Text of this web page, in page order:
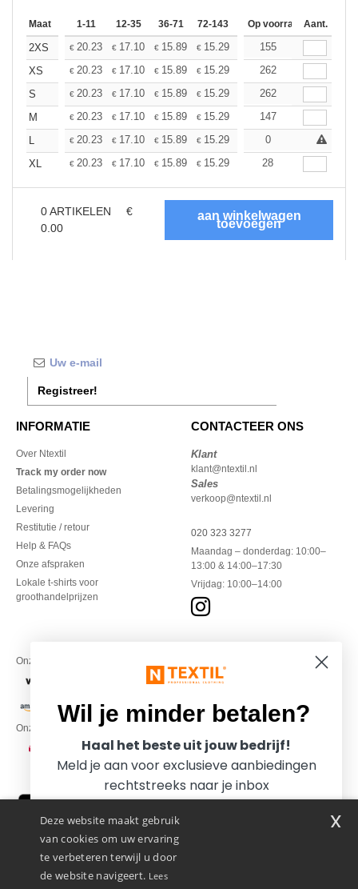
Maat 1-11 12-35 36-71 72-143 144-287 288 + Meer
Op voorraadAant.
2XS € 20.23 € 17.10 € 15.89 € 15.29 14.45
155
XS
€ 20.23 € 17.10 € 15.89 € 15.29 14.45
262
S
€ 20.23 € 17.10 € 15.89 € 15.29 14.45
262
M
€ 20.23 € 17.10 € 15.89 € 15.29 14.45
147
L
€ 20.23 € 17.10 € 15.89 € 15.29 14.45
0
XL
€ 20.23 € 17.10 € 15.89 € 15.29 14.45
28
0ARTIKELEN
€
0.00
Registreer!
INFORMATIE
Over Ntextil
Track my order now
Betalingsmogelijkheden
Levering
Restitutie / retour
Help & FAQs
Onze afspraken
Lokale t-shirts voor
groothandelprijzen
CONTACTEER ONS
Klant
klant@ntextil.nl
Sales
verkoop@ntextil.nl
020 323 3277
Maandag – donderdag: 10:00–
13:00 & 14:00–17:30
Vrijdag: 10:00–14:00
Onze financiële partners
Onze transporteurs
Deze website maakt gebruik
van cookies om uw ervaring
te verbeteren terwijl u door
de website navigeert. Lees
x
Wil je minder betalen?
Haal het beste uit jouw bedrijf!
Meld je aan voor exclusieve aanbiedingen
rechtstreeks naar je inbox